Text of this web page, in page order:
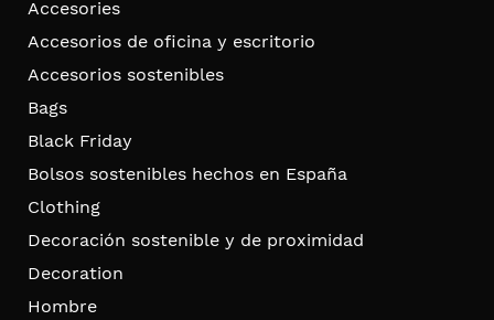
Accesories
Accesorios de oficina y escritorio
Accesorios sostenibles
Bags
Black Friday
Bolsos sostenibles hechos en España
Clothing
Decoración sostenible y de proximidad
Decoration
Hombre